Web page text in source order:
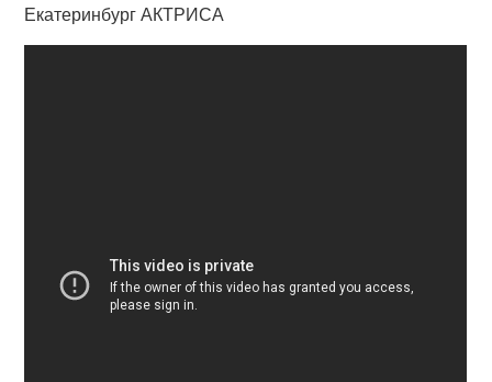
Екатеринбург АКТРИСА